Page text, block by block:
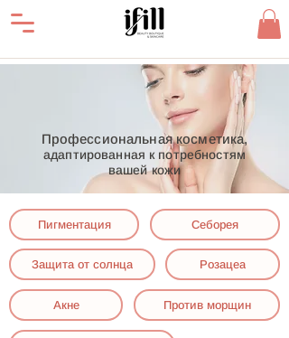
Профессиональная косметика,
адаптированная к потребностям
вашей кожи
Пигментация Себорея
Защита от солнца Розацеа
Акне Против морщин